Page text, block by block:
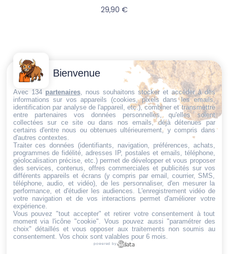
29,90 €
Trouvez ce qu'il vous faut,
au bon endroit
Conditions
générales
de vente
Politique de
cookies
Politique de
confidentialité
Mentions
légales
Conditions de
retour et de
remboursement
Droit de
rétractation
Contactez-
Nous
Email:
dt@sasbms.fr
Bienvenue
Avec 134 partenaires, nous souhaitons stocker et accéder à des
informations sur vos appareils (cookies, pixels dans les emails,
identification par analyse de l'appareil, etc.), combiner et transmettre
entre partenaires vos données personnelles, qu'elles soient
collectées sur ce site ou dans nos emails, déjà détenues par
certains d'entre nous ou obtenues ultérieurement, y compris dans
d'autres contextes.
Traiter ces données (identifiants, navigation, préférences, achats,
programmes de fidélité, adresses IP, postales et emails, téléphone,
géolocalisation précise, etc.) permet de développer et vous proposer
des services, contenus, offres commerciales et publicités sur vos
différents appareils et écrans (y compris par email, courrier, SMS,
téléphone, audio, et vidéo), de les personnaliser, d'en mesurer la
performance, et d'étudier les audiences. L'enregistrement vidéo de
votre navigation et de vos interactions permet d'améliorer votre
expérience.
Vous pouvez "tout accepter" et retirer votre consentement à tout
moment via l'icône "cookie" . Vous pouvez aussi "paramétrer des
choix" détaillés et vous opposer aux traitements non soumis au
consentement. Vos choix sont valables pour 6 mois.
powered by